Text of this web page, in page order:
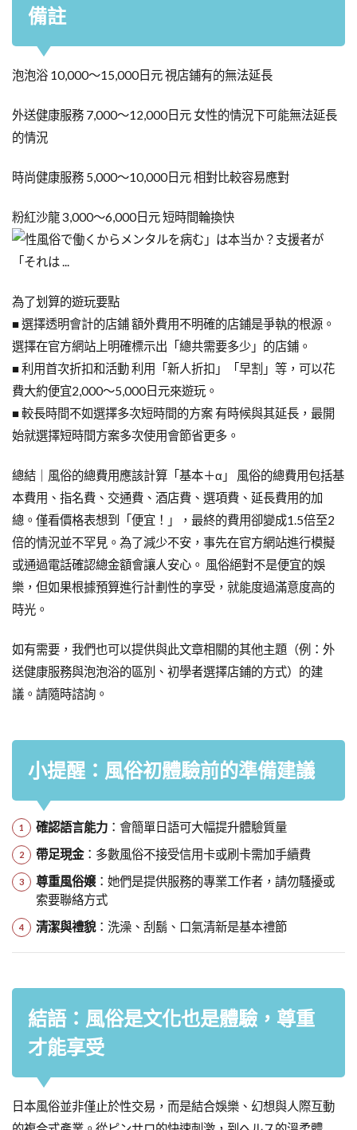
備註
泡泡浴 10,000〜15,000日元 視店鋪有的無法延長
外送健康服務 7,000〜12,000日元 女性的情況下可能無法延長
的情況
時尚健康服務 5,000〜10,000日元 相對比較容易應對
粉紅沙龍 3,000〜6,000日元 短時間輪換快
為了划算的遊玩要點
■ 選擇透明會計的店鋪 額外費用不明確的店鋪是爭執的根源。
選擇在官方網站上明確標示出「總共需要多少」的店鋪。
■ 利用首次折扣和活動 利用「新人折扣」「早割」等，可以花
費大約便宜2,000〜5,000日元來遊玩。
■ 較長時間不如選擇多次短時間的方案 有時候與其延長，最開
始就選擇短時間方案多次使用會節省更多。
總結｜風俗的總費用應該計算「基本＋α」 風俗的總費用包括基
本費用、指名費、交通費、酒店費、選項費、延長費用的加
總。僅看價格表想到「便宜！」，最終的費用卻變成1.5倍至2
倍的情況並不罕見。為了減少不安，事先在官方網站進行模擬
或通過電話確認總金額會讓人安心。 風俗絕對不是便宜的娛
樂，但如果根據預算進行計劃性的享受，就能度過滿意度高的
時光。
如有需要，我們也可以提供與此文章相關的其他主題（例：外
送健康服務與泡泡浴的區別、初學者選擇店鋪的方式）的建
議。請隨時諮詢。
小提醒：風俗初體驗前的準備建議
確認語言能力：會簡單日語可大幅提升體驗質量
帶足現金：多數風俗不接受信用卡或刷卡需加手續費
尊重風俗嬢：她們是提供服務的專業工作者，請勿騷擾或
索要聯絡方式
清潔與禮貌：洗澡、刮鬍、口氣清新是基本禮節
結語：風俗是文化也是體驗，尊重
才能享受
日本風俗並非僅止於性交易，而是結合娛樂、幻想與人際互動